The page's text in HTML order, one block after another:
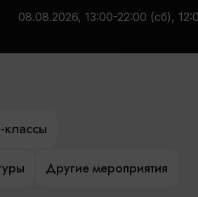
08.08.2026, 13:00-22:00 (сб),
классы
Другие мероприятия